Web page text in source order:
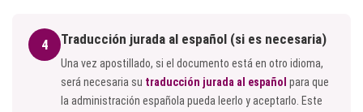
4 Traducción jurada al español (si es necesaria)
Una vez apostillado, si el documento está en otro idioma,
será necesaria su traducción jurada al español para que
la administración española pueda leerlo y aceptarlo. Este